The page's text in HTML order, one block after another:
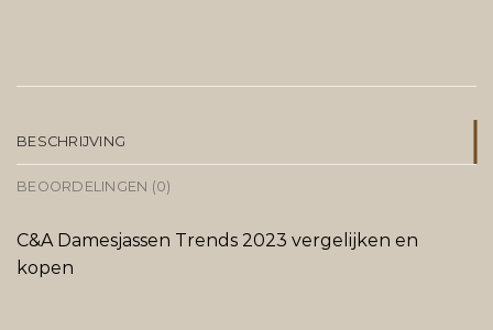
BESCHRIJVING
BEOORDELINGEN (0)
C&A Damesjassen Trends 2023 vergelijken en
kopen